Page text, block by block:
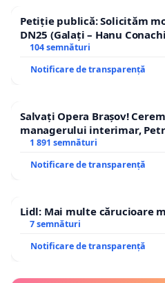
Petiție publică: Solicităm
DN25 (Galați – Hanu
traseului în afara
104 semnături
Notificare de transparență
Salvați Opera Brașov!
managerului interimar,
1 891 semnături
Notificare de transparență
Lidl: Mai multe cărucioare
7 semnături
Notificare de transparență